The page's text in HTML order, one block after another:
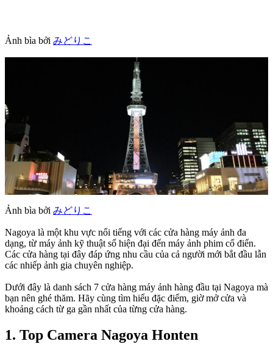
Ảnh bìa bởi みどりこ
Ảnh bìa bởi みどりこ
Nagoya là một khu vực nổi tiếng với các cửa hàng máy ảnh đa
dạng, từ máy ảnh kỹ thuật số hiện đại đến máy ảnh phim cổ điển.
Các cửa hàng tại đây đáp ứng nhu cầu của cả người mới bắt đầu lẫn
các nhiếp ảnh gia chuyên nghiệp.
Dưới đây là danh sách 7 cửa hàng máy ảnh hàng đầu tại Nagoya mà
bạn nên ghé thăm. Hãy cùng tìm hiểu đặc điểm, giờ mở cửa và
khoảng cách từ ga gần nhất của từng cửa hàng.
1. Top Camera Nagoya Honten